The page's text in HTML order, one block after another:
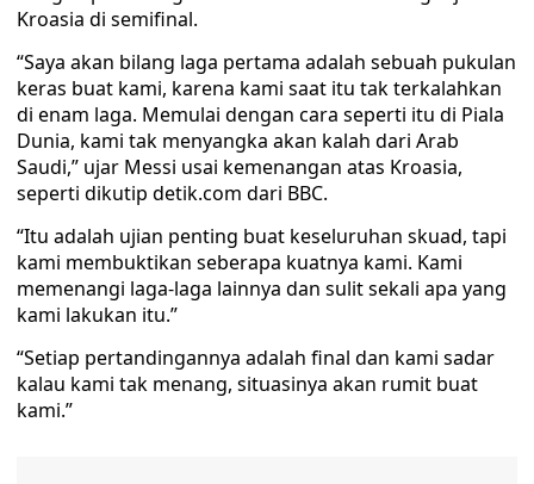
Kroasia di semifinal.
“Saya akan bilang laga pertama adalah sebuah pukulan
keras buat kami, karena kami saat itu tak terkalahkan
di enam laga. Memulai dengan cara seperti itu di Piala
Dunia, kami tak menyangka akan kalah dari Arab
Saudi,” ujar Messi usai kemenangan atas Kroasia,
seperti dikutip detik.com dari BBC.
“Itu adalah ujian penting buat keseluruhan skuad, tapi
kami membuktikan seberapa kuatnya kami. Kami
memenangi laga-laga lainnya dan sulit sekali apa yang
kami lakukan itu.”
“Setiap pertandingannya adalah final dan kami sadar
kalau kami tak menang, situasinya akan rumit buat
kami.”